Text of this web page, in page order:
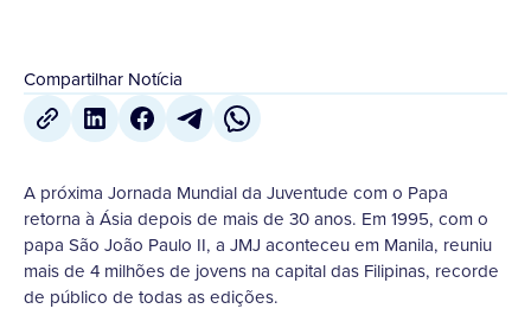
Compartilhar Notícia
A próxima Jornada Mundial da Juventude com o Papa
retorna à Ásia depois de mais de 30 anos. Em 1995, com o
papa São João Paulo II, a JMJ aconteceu em Manila, reuniu
mais de 4 milhões de jovens na capital das Filipinas, recorde
de público de todas as edições.